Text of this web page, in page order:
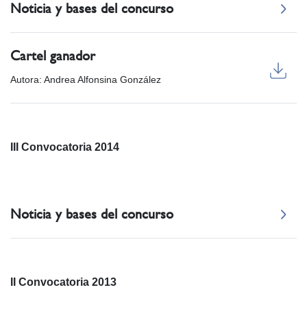
Noticia y bases del concurso
Cartel ganador
Autora: Andrea Alfonsina González
III Convocatoria 2014
Noticia y bases del concurso
II Convocatoria 2013